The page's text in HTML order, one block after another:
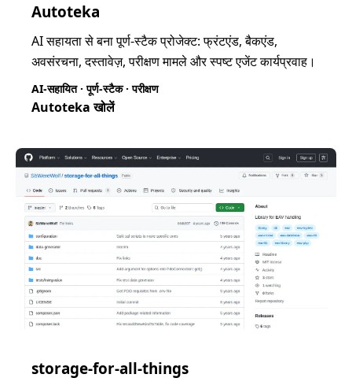
Autoteka
AI सहायता से बना पूर्ण-स्टैक प्रोजेक्ट: फ्रंटएंड, बैकएंड,
अवसंरचना, दस्तावेज़, परीक्षण मामले और स्पष्ट एजेंट कार्यप्रवाह।
AI-सहायित · पूर्ण-स्टैक · परीक्षण
Autoteka खोलें
storage-for-all-things